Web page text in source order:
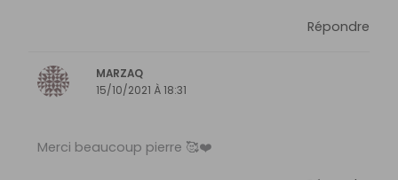
Répondre
MARZAQ
15/10/2021 À 18:31
Merci beaucoup pierre 🥰❤️